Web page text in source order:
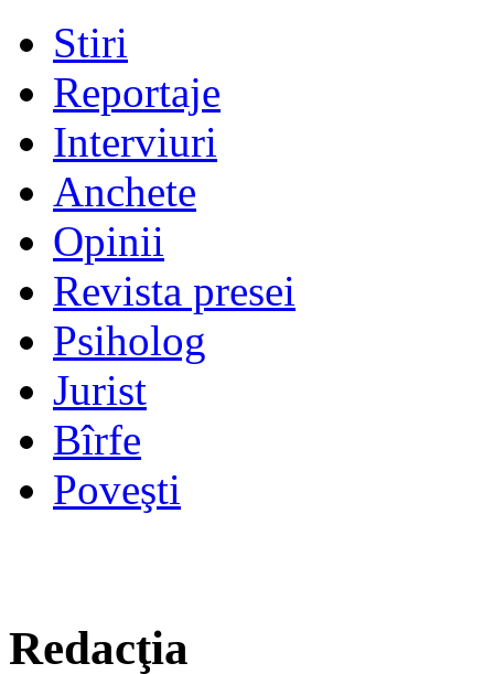
Stiri
Reportaje
Interviuri
Anchete
Opinii
Revista presei
Psiholog
Jurist
Bîrfe
Poveşti
Redacţia